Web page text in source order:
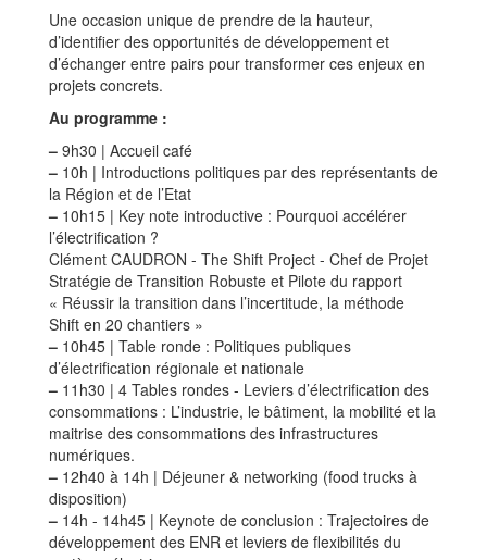
Une occasion unique de prendre de la hauteur,
d’identifier des opportunités de développement et
d’échanger entre pairs pour transformer ces enjeux en
projets concrets.
Au programme :
– 9h30 | Accueil café
– 10h | Introductions politiques par des représentants de
la Région et de l’Etat
– 10h15 | Key note introductive : Pourquoi accélérer
l’électrification ?
Clément CAUDRON - The Shift Project - Chef de Projet
Stratégie de Transition Robuste et Pilote du rapport
« Réussir la transition dans l’incertitude, la méthode
Shift en 20 chantiers »
– 10h45 | Table ronde : Politiques publiques
d’électrification régionale et nationale
– 11h30 | 4 Tables rondes - Leviers d’électrification des
consommations : L’industrie, le bâtiment, la mobilité et la
maitrise des consommations des infrastructures
numériques.
– 12h40 à 14h | Déjeuner & networking (food trucks à
disposition)
– 14h - 14h45 | Keynote de conclusion : Trajectoires de
développement des ENR et leviers de flexibilités du